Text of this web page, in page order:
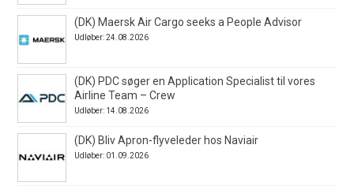
(DK) Maersk Air Cargo seeks a People Advisor
Udløber: 24.08.2026
(DK) PDC søger en Application Specialist til vores
Airline Team – Crew
Udløber: 14.08.2026
(DK) Bliv Apron-flyveleder hos Naviair
Udløber: 01.09.2026